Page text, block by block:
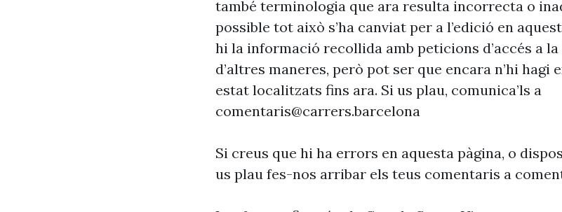
també terminologia que ara resulta incorrecta o
possible tot això s’ha canviat per a l’edició en
hi la informació recollida amb peticions d’accés a
d’altres maneres, però pot ser que encara n’hi hagi
estat localitzats fins ara. Si us plau, comunica’ls a
comentaris@carrers.barcelona
Si creus que hi ha errors en aquesta pàgina, o
us plau fes-nos arribar els teus comentaris a